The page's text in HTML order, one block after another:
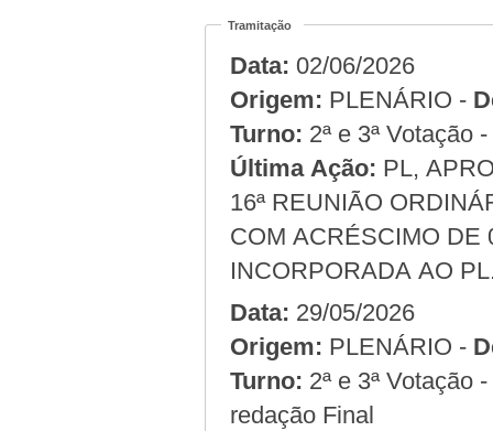
Tramitação
Data: 02/06/2026
Origem:
PLENÁRIO -
Turno:
2ª e 3ª Votação -
Última Ação: PL,
16ª REUNIÃO
COM ACRÉSCIMO DE
INCORPORADA AO
Data: 29/05/2026
Origem:
PLENÁRIO -
Turno:
2ª e 3ª Votação -
redação Final